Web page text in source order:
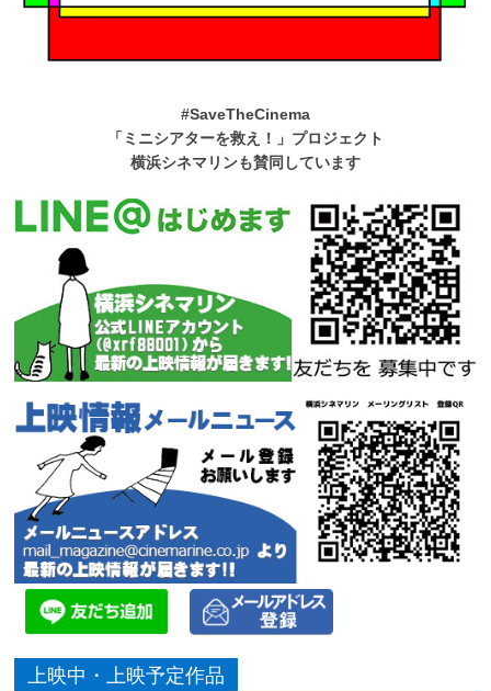
#SaveTheCinema
「ミニシアターを救え！」プロジェクト
横浜シネマリンも賛同しています
上映中・上映予定作品